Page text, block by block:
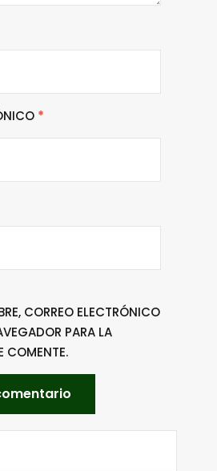
*
CORREO ELECTRÓNICO
PARA LA
COMENTE.